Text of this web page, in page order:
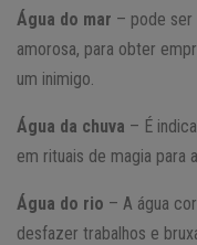
Água do mar – pode ser
amorosa, para obter
um inimigo.
Água da chuva – É
em rituais de magia para
Água do rio – A água
desfazer trabalhos e